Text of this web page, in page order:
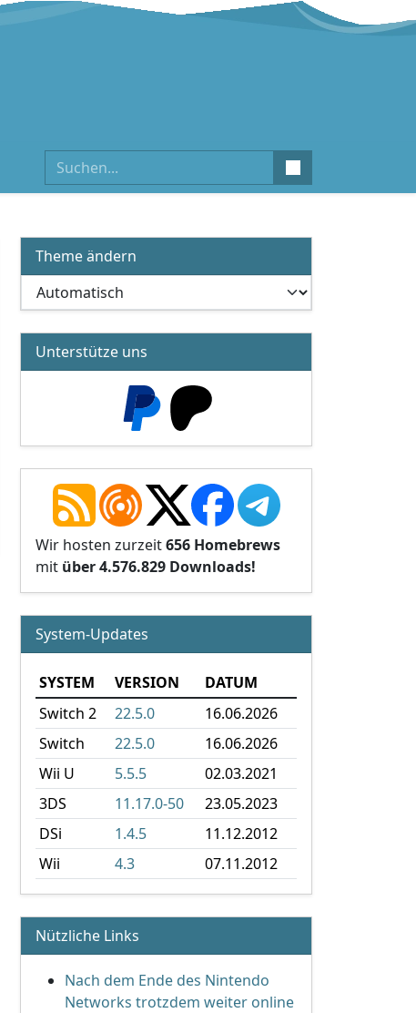
Suchen
Theme ändern
Unterstütze uns
Wir hosten zurzeit656 Homebrews
mit über 4.576.829 Downloads!
System-Updates
SYSTEM VERSION
DATUM
Switch 2
22.5.0
16.06.2026
Switch
22.5.0
16.06.2026
Wii U
5.5.5
02.03.2021
3DS
11.17.0-50
23.05.2023
DSi
1.4.5
11.12.2012
Wii
4.3 07.11.2012
Nützliche Links
Nach dem Ende des Nintendo
Networks trotzdem weiter online